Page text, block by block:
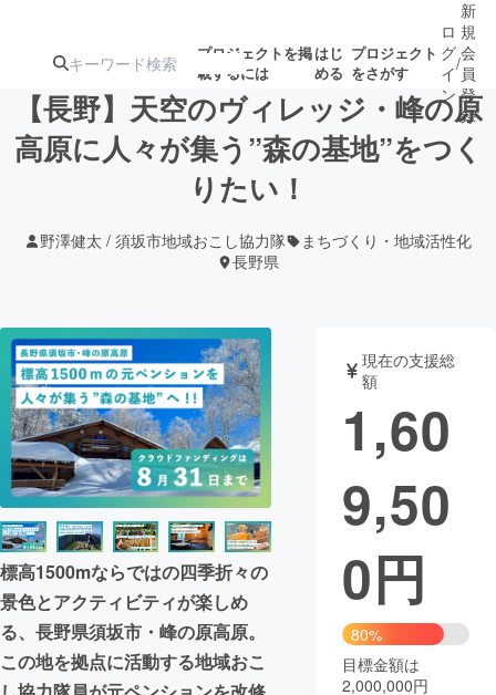
プロジェクトを掲
載するには
はじ
める
プロジェクト
をさがす
注目の新着プロ 募集終了が近いプ
テクノロジー・ガジェット ゲーム・サ
映像・映画 書籍・雑誌
ビジネス・起業
まちづくり・地域活性化
CAMPFIRE for Social Good
CAMPFIRE Creation
CAMPFIREふるさと納税
コミュニティ
ロ
グ
イ
ン
/
新
規
会
員
登
録
【長野】天空のヴィレッジ・峰の原
高原に人々が集う”森の基地”をつく
りたい！
野澤健太 / 須坂市地域おこし協力隊
まちづくり・地域活性化
長野県
標高1500mならではの四季折々の
景色とアクティビティが楽しめ
る、長野県須坂市・峰の原高原。
この地を拠点に活動する地域おこ
現在の支援総
額
1,60
9,50
0円
80%
目標金額は
2,000,000円